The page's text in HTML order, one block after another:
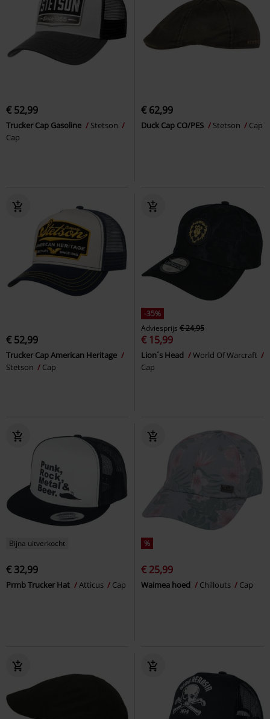
€ 52,99
Trucker Cap Gasoline
Stetson
Cap
€ 62,99
Duck Cap CO/PES Stetson Cap
€ 52,99
Trucker Cap American Heritage
Stetson
Cap
-35%
Adviesprijs € 24,95
€ 15,99
Lion´s Head
World Of Warcraft
Cap
Bijna uitverkocht
€ 32,99
Prmb Trucker Hat Atticus Cap
%
€ 25,99
Waimea hoed Chillouts Cap